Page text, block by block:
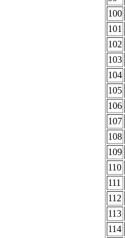
100
101
102
103
104
105
106
107
108
109
110
111
112
113
114